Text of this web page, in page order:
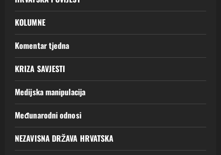
KOLUMNE
Komentar tjedna
KRIZA SAVJESTI
Medijska manipulacija
Međunarodni odnosi
NEZAVISNA DRŽAVA HRVATSKA